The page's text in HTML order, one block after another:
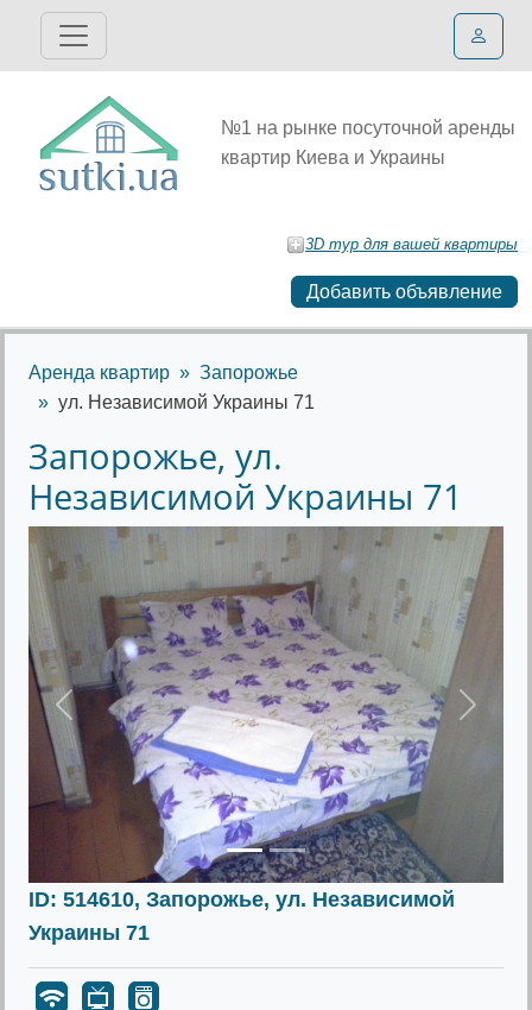
№1 на рынке посуточной аренды
квартир Киева и Украины
3D тур для вашей квартиры
Добавить объявление
Аренда квартир
Запорожье
ул. Независимой Украины 71
Запорожье, ул.
Независимой Украины 71
Предыдущее
ID: 514610, Запорожье, ул. Независимой
Украины 71